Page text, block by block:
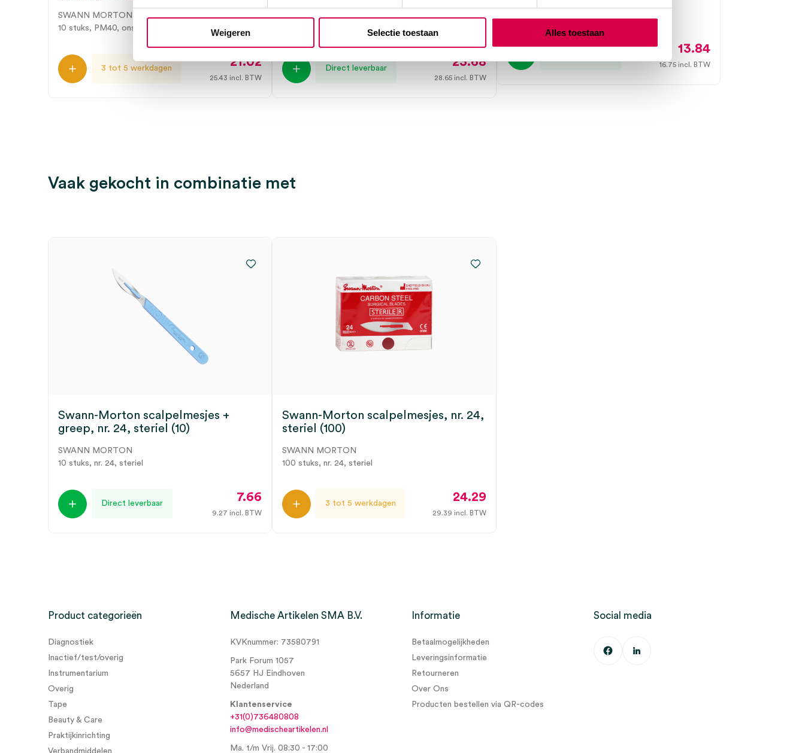
Weigeren Selectie toestaan Alles toestaan
SWANN MORTON
10 stuks, PM40, onsteriel
3 tot 5 werkdagen 21.02
25.43 incl. BTW
SWANN MORTON
50 stuks, PM60, onsteriel
Direct leverbaar 23.68
28.65incl. BTW
13.84
16.75incl. BTW
Vaak gekocht in combinatie met
Swann-Morton scalpelmesjes +
greep, nr. 24, steriel (10)
SWANN MORTON
10 stuks, nr. 24, steriel
Direct leverbaar 7.66
9.27 incl. BTW
Swann-Morton scalpelmesjes, nr. 24,
steriel (100)
SWANN MORTON
100 stuks, nr. 24, steriel
3 tot 5 werkdagen 24.29
29.39 incl. BTW
Product categorieën
Diagnostiek
Inactief/test/overig
Instrumentarium
Overig
Tape
Beauty & Care
Praktijkinrichting
Verbandmiddelen
Medische Artikelen SMA B.V.
KVKnummer: 73580791
Park Forum 1057
5657 HJ Eindhoven
Nederland
Klantenservice
+31(0)736480808
info@medischeartikelen.nl
Ma. t/m Vrij. 08:30 - 17:00
Informatie
Betaalmogelijkheden
Leveringsinformatie
Retourneren
Over Ons
Producten bestellen via QR-codes
Social media